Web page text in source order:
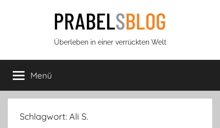
Prabels
Blog
Überleben in einer verrückten Welt
Menü
Schlagwort: Ali S.